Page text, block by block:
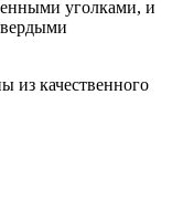
уголками, и
из качественного